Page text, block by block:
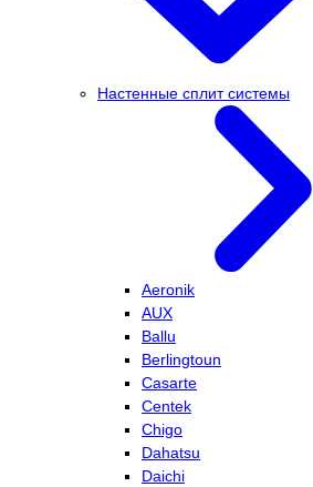
Настенные сплит системы
Aeronik
AUX
Ballu
Berlingtoun
Casarte
Centek
Chigo
Dahatsu
Daichi